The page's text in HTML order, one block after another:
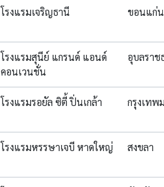
โรงแรมเจริญธานี ขอนแก่น
โรงแรมสุนีย์ แกรนด์ แอนด์
คอนเวนชั่น
อุบลราช
โรงแรมรอยัล ซิตี้ ปิ่นเกล้า กรุงเทพ
โรงแรมหรรษาเจบี หาดใหญ่ สงขลา